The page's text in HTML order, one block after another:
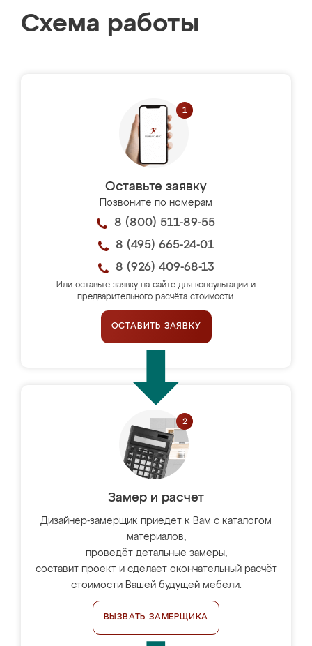
Схема работы
Оставьте заявку
Позвоните по номерам
8 (800) 511-89-55
8 (495) 665-24-01
8 (926) 409-68-13
Или оставьте заявку на сайте для консультации и
предварительного расчёта стоимости.
ОСТАВИТЬ ЗАЯВКУ
Замер и расчет
Дизайнер-замерщик приедет к Вам с каталогом
материалов,
проведёт детальные замеры,
составит проект и сделает окончательный расчёт
стоимости Вашей будущей мебели.
ВЫЗВАТЬ ЗАМЕРЩИКА